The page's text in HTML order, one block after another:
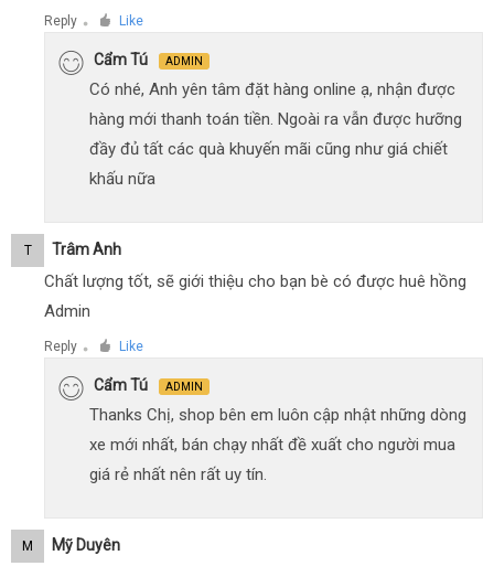
Reply ● Like
Cẩm Tú ADMIN
Có nhé, Anh yên tâm đặt hàng online ạ, nhận được
hàng mới thanh toán tiền. Ngoài ra vẫn được hưỡng
đầy đủ tất các quà khuyến mãi cũng như giá chiết
khấu nữa
T Trâm Anh
Chất lượng tốt, sẽ giới thiệu cho bạn bè có được huê hồng
Admin
Reply ● Like
Cẩm Tú ADMIN
Thanks Chị, shop bên em luôn cập nhật những dòng
xe mới nhất, bán chạy nhất đề xuất cho người mua
giá rẻ nhất nên rất uy tín.
M Mỹ Duyên